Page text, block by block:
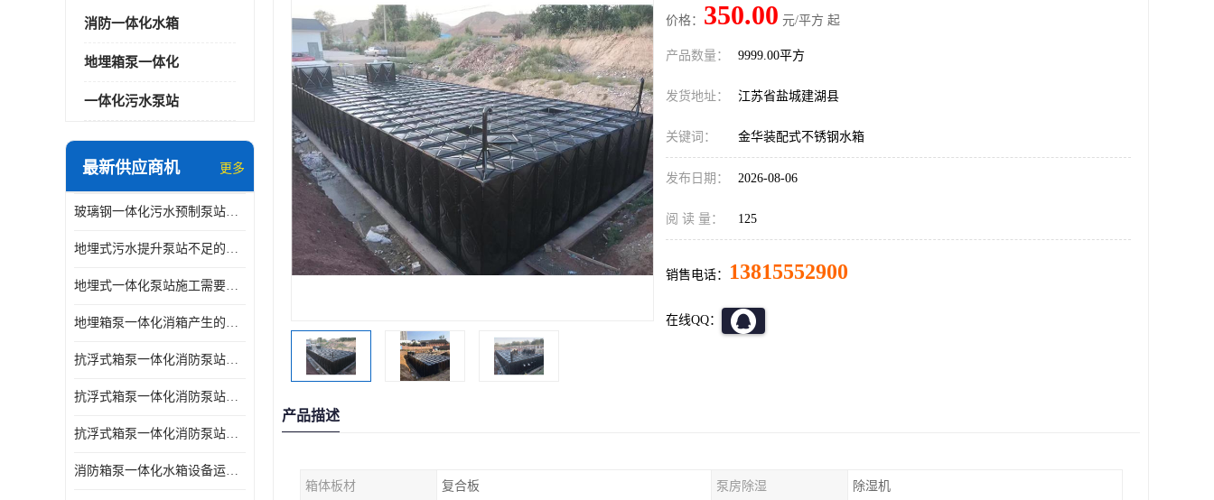
消防一体化水箱
地埋箱泵一体化
一体化污水泵站
最新供应商机 更多
玻璃钢一体化污水预制泵站与自耦底座怎么连接
地埋式污水提升泵站不足的原因
地埋式一体化泵站施工需要的环境特点
地埋箱泵一体化消箱产生的低频噪音怎样减少
抗浮式箱泵一体化消防泵站有哪些特点
抗浮式箱泵一体化消防泵站的应用场景
抗浮式箱泵一体化消防泵站的数据采集过程
消防箱泵一体化水箱设备运行过程中如护
价格： 350.00 元/平方 起
产品数量： 9999.00平方
发货地址： 江苏省盐城建湖县
关键词： 金华装配式不锈钢水箱
发布日期： 2026-08-06
阅 读 量： 125
销售电话： 13815552900
在线QQ：
产品描述
箱体板材 复合板 泵房除湿 除湿机